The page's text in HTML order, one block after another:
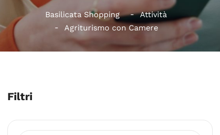
Basilicata Shopping
Attività
Agriturismo con Camere
Filtri